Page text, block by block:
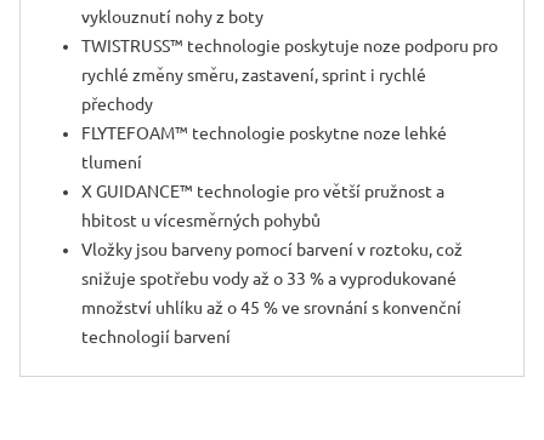
vyklouznutí nohy z boty
TWISTRUSS™ technologie poskytuje noze podporu pro
rychlé změny směru, zastavení, sprint i rychlé
přechody
FLYTEFOAM™ technologie poskytne noze lehké
tlumení
X GUIDANCE™ technologie pro větší pružnost a
hbitost u vícesměrných po­hybů
Vložky jsou barveny pomocí barvení v roztoku, což
snižuje spotřebu vody až o 33 % a vyprodukované
množství uhlíku až o 45 % ve srovnání s konvenční
technologií barvení